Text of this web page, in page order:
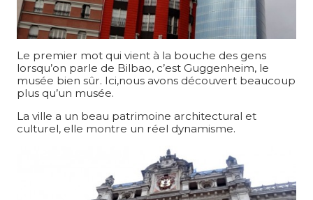
Le premier mot qui vient à la bouche des gens
lorsqu’on parle de Bilbao, c’est Guggenheim, le
musée bien sûr. Ici,nous avons découvert beaucoup
plus qu’un musée.
La ville a un beau patrimoine architectural et
culturel, elle montre un réel dynamisme.